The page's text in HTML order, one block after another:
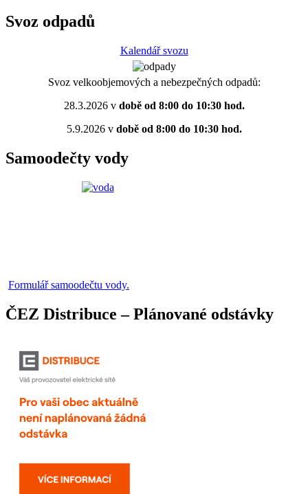
Svoz odpadů
Kalendář svozu
Svoz velkoobjemových a nebezpečných odpadů:
28.3.2026 vdobě od 8:00 do 10:30 hod.
5.9.2026 vdobě od 8:00 do 10:30 hod.
Samoodečty vody
Formulář samoodečtu vody.
ČEZ Distribuce – Plánované odstávky